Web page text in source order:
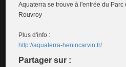
Aquaterra se trouve à l'entrée du
Rouvroy
Plus d'info :
http://aquaterra-henincarvin.fr/
Partager sur :